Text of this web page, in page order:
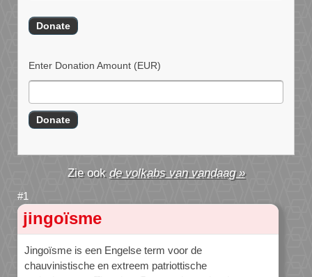
Enter Donation Amount (EUR)
de volkabs van vandaag »
jingoïsme
Jingoïsme is een Engelse term voor de
chauvinistische en extreem patriottische